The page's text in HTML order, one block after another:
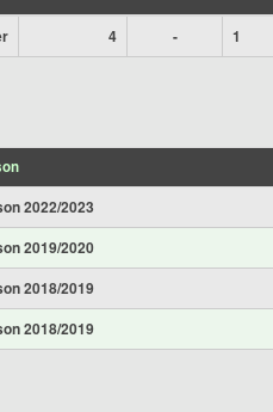
4 - 1
2022/2023
2019/2020
2018/2019
2018/2019